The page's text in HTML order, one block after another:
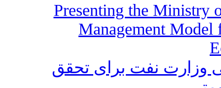
Presenting the Ministry
Management Model
وزارت نفت برای تحقق